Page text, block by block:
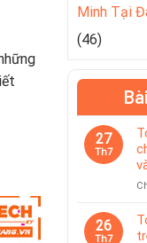
Minh Tại
(46)
27
Th7
26
Th7